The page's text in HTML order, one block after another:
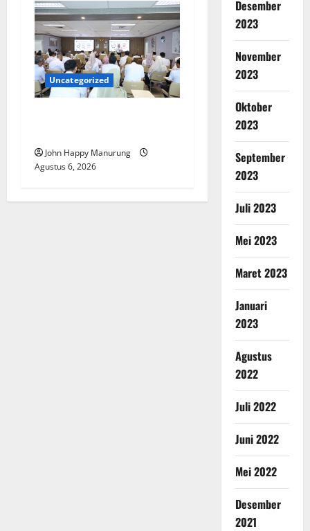
Uncategorized
John Happy Manurung
Agustus 6, 2026
Desember
2023
November
2023
Oktober
2023
September
2023
Juli 2023
Mei 2023
Maret 2023
Januari
2023
Agustus
2022
Juli 2022
Juni 2022
Mei 2022
Desember
2021